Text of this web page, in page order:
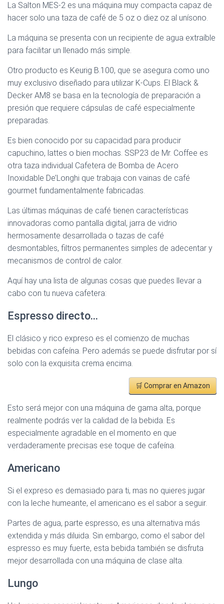
La Salton MES-2 es una máquina muy compacta capaz de
hacer solo una taza de café de 5 oz o diez oz al unísono.
La máquina se presenta con un recipiente de agua extraíble
para facilitar un llenado más simple.
Otro producto es Keurig B.100, que se asegura como uno
muy exclusivo diseñado para utilizar K-Cups. El Black &
Decker AM8 se basa en la tecnología de preparación a
presión que requiere cápsulas de café especialmente
preparadas.
Es bien conocido por su capacidad para producir
capuchino, lattes o bien mochas. SSP23 de Mr. Coffee es
otra taza individual Cafetera de Bomba de Acero
Inoxidable De’Longhi que trabaja con vainas de café
gourmet fundamentalmente fabricadas.
Las últimas máquinas de café tienen características
innovadoras como pantalla digital, jarra de vidrio
hermosamente desarrollada o tazas de café
desmontables, filtros permanentes simples de adecentar y
mecanismos de control de calor.
Aquí hay una lista de algunas cosas que puedes llevar a
cabo con tu nueva cafetera:
Espresso directo…
El clásico y rico expreso es el comienzo de muchas
bebidas con cafeína. Pero además se puede disfrutar por sí
solo con la exquisita crema encima.
🛒 Comprar en Amazon
Esto será mejor con una máquina de gama alta, porque
realmente podrás ver la calidad de la bebida. Es
especialmente agradable en el momento en que
verdaderamente precisas ese toque de cafeína.
Americano
Si el expreso es demasiado para ti, mas no quieres jugar
con la leche humeante, el americano es el sabor a seguir.
Partes de agua, parte espresso, es una alternativa más
extendida y más diluida. Sin embargo, como el sabor del
espresso es muy fuerte, esta bebida también se disfruta
mejor desarrollada con una máquina de clase alta.
Lungo